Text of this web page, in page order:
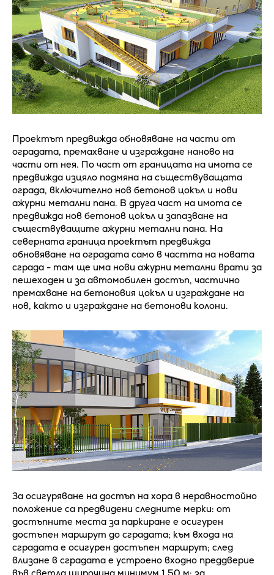
Проектът предвижда обновяване на части от
оградата, премахване и изграждане наново на
части от нея. По част от границата на имота се
предвижда изцяло подмяна на съществуващата
ограда, включително нов бетонов цокъл и нови
ажурни метални пана. В друга част на имота се
предвижда нов бетонов цокъл и запазване на
съществуващите ажурни метални пана. На
северната граница проектът предвижда
обновяване на оградата само в частта на новата
сграда - там ще има нови ажурни метални врати за
пешеходен и за автомобилен достъп, частично
премахване на бетоновия цокъл и изграждане на
нов, както и изграждане на бетонови колони.
За осигуряване на достъп на хора в неравностойно
положение са предвидени следните мерки: от
достъпните места за паркиране е осигурен
достъпен маршрут до сградата; към входа на
сградата е осигурен достъпен маршрут; след
влизане в сградата е устроено входно преддверие
във светла широчина минимум 1,50 м; за